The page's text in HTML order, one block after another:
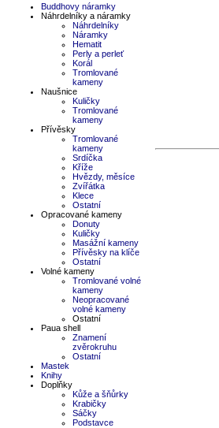
Buddhovy náramky
Náhrdelníky a náramky
Náhrdelníky
Náramky
Hematit
Perly a perleť
Korál
Tromlované
kameny
Naušnice
Kuličky
Tromlované
kameny
Přívěsky
Tromlované
kameny
Srdíčka
Kříže
Hvězdy, měsíce
Zvířátka
Klece
Ostatní
Opracované kameny
Donuty
Kuličky
Masážní kameny
Přívěsky na klíče
Ostatní
Volné kameny
Tromlované volné
kameny
Neopracované
volné kameny
Ostatní
Paua shell
Znamení
zvěrokruhu
Ostatní
Mastek
Knihy
Doplňky
Kůže a šňůrky
Krabičky
Sáčky
Podstavce